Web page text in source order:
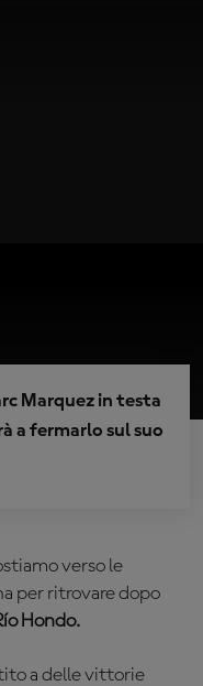
Marquez in testa
a fermarlo sul suo
verso le
per ritrovare dopo
Hondo.
a delle vittorie